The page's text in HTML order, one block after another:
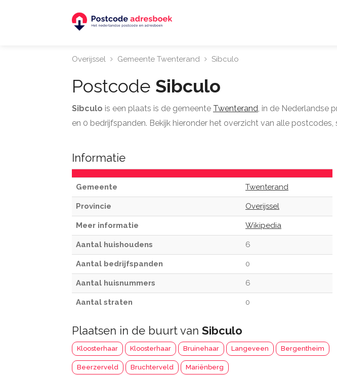
Overijssel Gemeente Twenterand Sibculo
Postcode Sibculo
Sibculo is een plaats is de gemeente Twenterand, in de Nederlandse
en 0 bedrijfspanden. Bekijk hieronder het overzicht van alle postcodes,
Informatie
Gemeente Twenterand
Provincie Overijssel
Meer informatie Wikipedia
Aantal huishoudens 6
Aantal bedrijfspanden 0
Aantal huisnummers 6
Aantal straten 0
Plaatsen in de buurt van Sibculo
Kloosterhaar Kloosterhaar Bruinehaar Langeveen Bergentheim
Beerzerveld Bruchterveld Mariënberg